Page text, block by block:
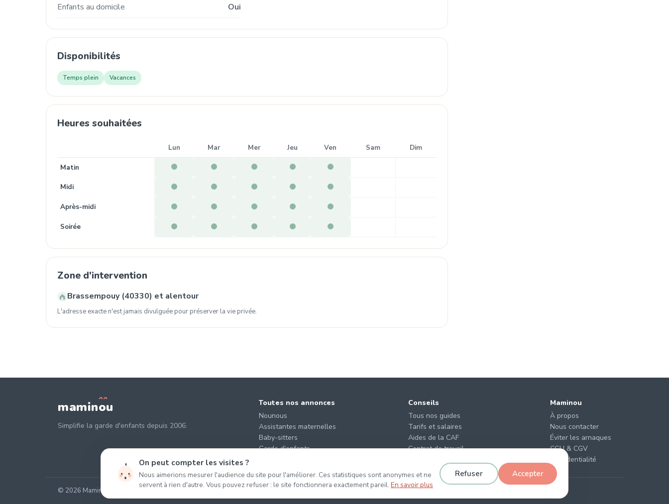
Enfants au domicile Oui
Disponibilités
Temps plein Vacances
Heures souhaitées
Lun Mar Mer Jeu Ven Sam Dim
Matin
Midi
Après-midi
Soirée
Zone d'intervention
Brassempouy (40330) et alentour
L'adresse exacte n'est jamais divulguée pour préserver la vie privée.
maminou
Simplifie la garde d'enfants depuis 2006.
Toutes nos annonces
Nounous
Assistantes maternelles
Baby-sitters
Garde d'enfants
Conseils
Tous nos guides
Tarifs et salaires
Aides de la CAF
Contrat de travail
Maminou
À propos
Nous contacter
Éviter les arnaques
CGU & CGV
Confidentialité
© 2026 Maminou · Sans surtaxe, sans engagement. · Gérer les cookies
On peut compter les visites ?
Nous aimerions mesurer l'audience du site pour l'améliorer. Ces statistiques sont anonymes et ne
servent à rien d'autre. Vous pouvez refuser : le site fonctionnera exactement pareil. En savoir plus
Refuser Accepter